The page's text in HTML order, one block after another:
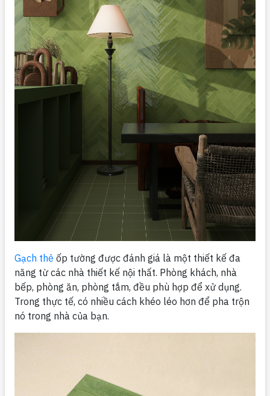
Gạch thẻ ốp tường được đánh giá là một thiết kế đa
năng từ các nhà thiết kế nội thất. Phòng khách, nhà
bếp, phòng ăn, phòng tắm, đều phù hợp để xử dụng.
Trong thực tế, có nhiều cách khéo léo hơn để pha trộn
nó trong nhà của bạn.